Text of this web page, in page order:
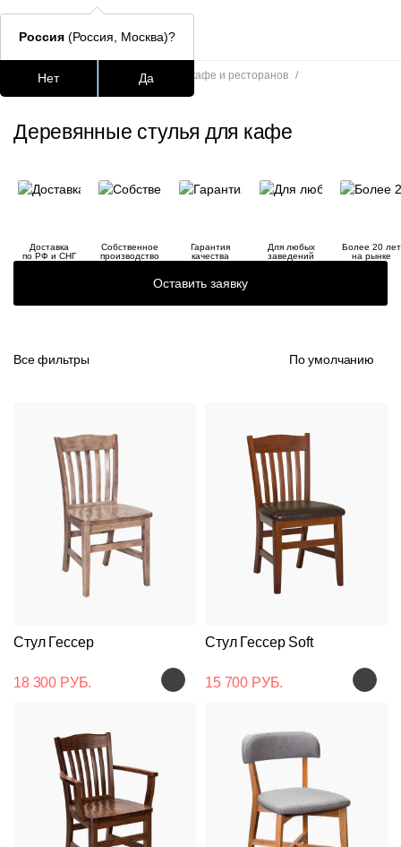
Столешницы
lars
шафран
Главная Стулья для кафе и ресторанов /
Деревянные стулья для кафе
Деревянные стулья для кафе
Доставка
по РФ и СНГ
Собственное
производство
Гарантия
качества
Для любых
заведений
Более 20 лет
на рынке
Оставить заявку
Все фильтры По умолчанию
Стул Гессер
18 300 РУБ.
Стул Гессер Soft
15 700 РУБ.
Россия (Россия, Москва)?
Нет Да